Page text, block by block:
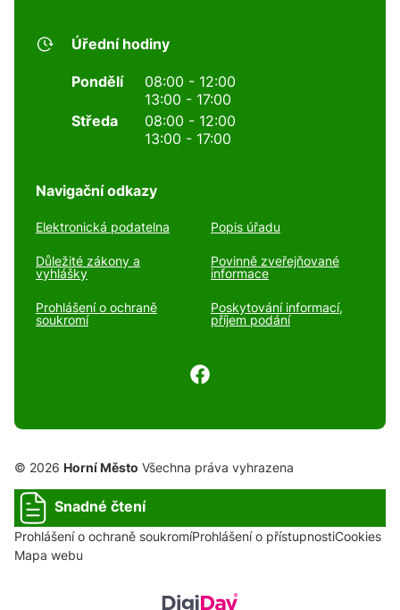
Úřední hodiny
Pondělí
08:00 - 12:00
13:00 - 17:00
Středa
08:00 - 12:00
13:00 - 17:00
Navigační odkazy
Elektronická podatelna Popis úřadu
Důležité zákony a
vyhlášky
Povinně zveřejňované
informace
Prohlášení o ochraně
soukromí
Poskytování informací,
příjem podání
© 2026 Horní Město Všechna práva vyhrazena
Snadné čtení
Prohlášení o ochraně soukromíProhlášení o přístupnostiCookies
Mapa webu